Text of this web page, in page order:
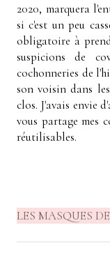
2020, marquera
si c'est un peu
obligatoire à
suspicions de
cochonneries de
son voisin dans
clos. J'avais envie
vous partage mes
réutilisables.
LES MASQUES